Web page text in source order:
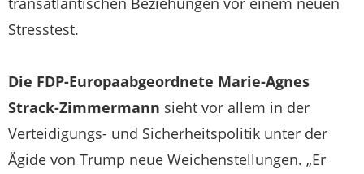
Stresstest.
Die FDP-Europaabgeordnete Marie-Agnes
Strack-Zimmermann sieht vor allem in der
Verteidigungs- und Sicherheitspolitik unter der
Ägide von Trump neue Weichenstellungen. „Er